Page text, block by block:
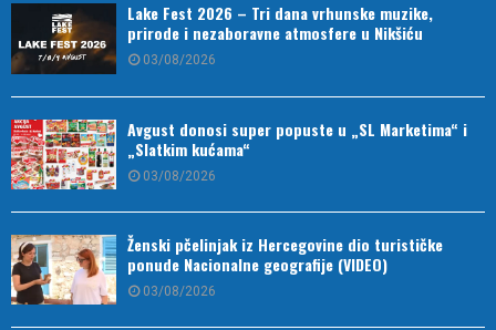
Lake Fest 2026 – Tri dana vrhunske muzike,
prirode i nezaboravne atmosfere u Nikšiću
03/08/2026
Avgust donosi super popuste u „SL Marketima“ i
„Slatkim kućama“
03/08/2026
Ženski pčelinjak iz Hercegovine dio turističke
ponude Nacionalne geografije (VIDEO)
03/08/2026